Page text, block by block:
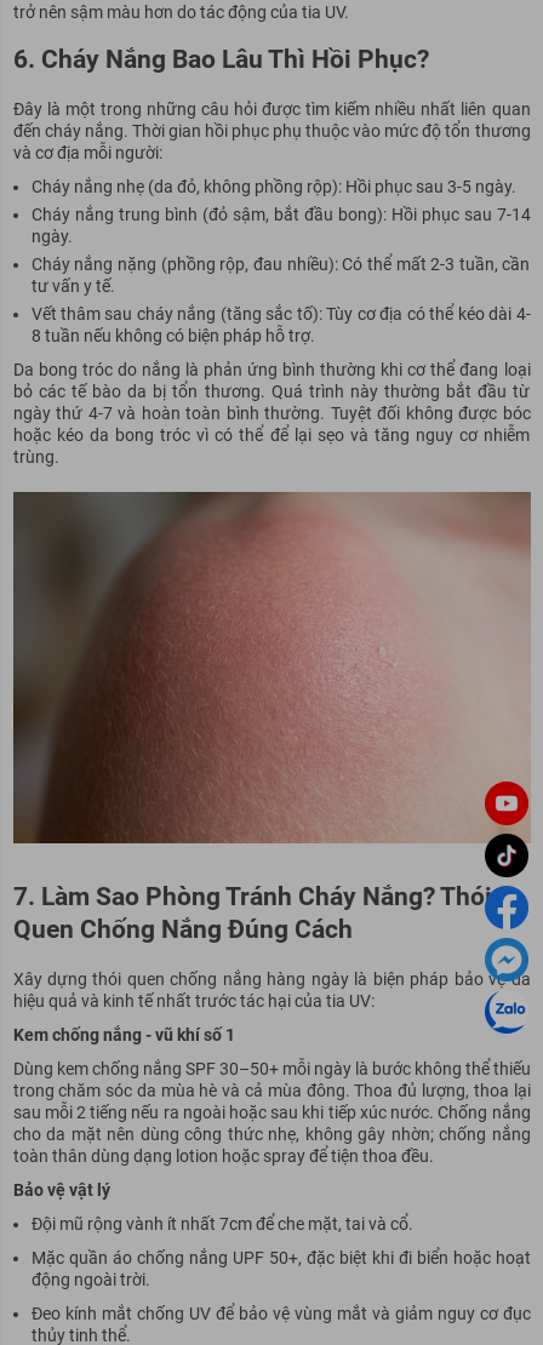
trở nên sậm màu hơn do tác động của tia UV.
6. Cháy Nắng Bao Lâu Thì Hồi Phục?
Đây là một trong những câu hỏi được tìm kiếm nhiều nhất liên quan
đến cháy nắng. Thời gian hồi phục phụ thuộc vào mức độ tổn thương
và cơ địa mỗi người:
Cháy nắng nhẹ (da đỏ, không phồng rộp): Hồi phục sau 3-5 ngày.
Cháy nắng trung bình (đỏ sậm, bắt đầu bong): Hồi phục sau 7-14
ngày.
Cháy nắng nặng (phồng rộp, đau nhiều): Có thể mất 2-3 tuần, cần
tư vấn y tế.
Vết thâm sau cháy nắng (tăng sắc tố): Tùy cơ địa có thể kéo dài 4-
8 tuần nếu không có biện pháp hỗ trợ.
Da bong tróc do nắng là phản ứng bình thường khi cơ thể đang loại
bỏ các tế bào da bị tổn thương. Quá trình này thường bắt đầu từ
ngày thứ 4-7 và hoàn toàn bình thường. Tuyệt đối không được bóc
hoặc kéo da bong tróc vì có thể để lại sẹo và tăng nguy cơ nhiễm
trùng.
7. Làm Sao Phòng Tránh Cháy Nắng? Thói
Quen Chống Nắng Đúng Cách
Xây dựng thói quen chống nắng hàng ngày là biện pháp bảo vệ da
hiệu quả và kinh tế nhất trước tác hại của tia UV:
Kem chống nắng - vũ khí số 1
Dùng kem chống nắng SPF 30–50+ mỗi ngày là bước không thể thiếu
trong chăm sóc da mùa hè và cả mùa đông. Thoa đủ lượng, thoa lại
sau mỗi 2 tiếng nếu ra ngoài hoặc sau khi tiếp xúc nước. Chống nắng
cho da mặt nên dùng công thức nhẹ, không gây nhờn; chống nắng
toàn thân dùng dạng lotion hoặc spray để tiện thoa đều.
Bảo vệ vật lý
Đội mũ rộng vành ít nhất 7cm để che mặt, tai và cổ.
Mặc quần áo chống nắng UPF 50+, đặc biệt khi đi biển hoặc hoạt
động ngoài trời.
Đeo kính mắt chống UV để bảo vệ vùng mắt và giảm nguy cơ đục
thủy tinh thể.